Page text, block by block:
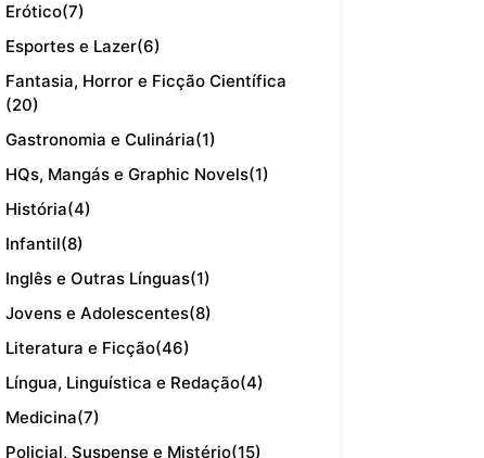
Erótico(7)
Esportes e Lazer(6)
Fantasia, Horror e Ficção Científica
(20)
Gastronomia e Culinária(1)
HQs, Mangás e Graphic Novels(1)
História(4)
Infantil(8)
Inglês e Outras Línguas(1)
Jovens e Adolescentes(8)
Literatura e Ficção(46)
Língua, Linguística e Redação(4)
Medicina(7)
Policial, Suspense e Mistério(15)